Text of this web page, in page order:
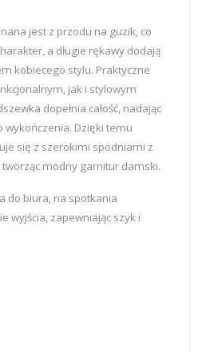
jest z przodu na guzik, co
a długie rękawy dodają
kobiecego stylu. Praktyczne
jak i stylowym
dopełnia całość, nadając
Dzięki temu
się z szerokimi spodniami z
modny garnitur damski.
do biura, na spotkania
wyjścia, zapewniając szyk i